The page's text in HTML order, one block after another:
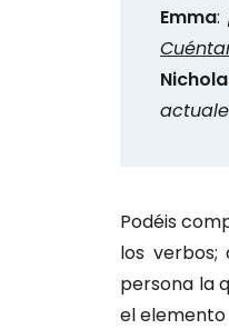
Emma:
Podéis
los verbos;
persona la
el elemento